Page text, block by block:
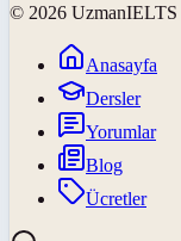
© 2026 UzmanIELTS
Anasayfa
Dersler
Yorumlar
Blog
Ücretler